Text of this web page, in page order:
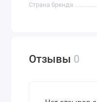
Страна бренда
Отзывы 0